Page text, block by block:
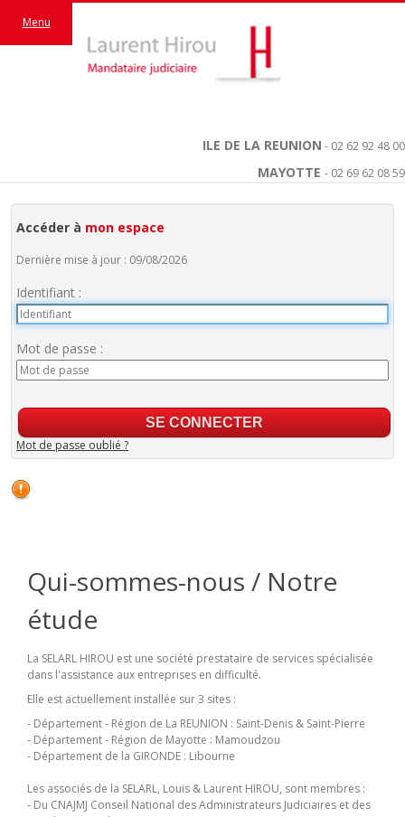
ILE DE LA REUNION - 02 62 92 48 00
MAYOTTE - 02 69 62 08 59
Menu
Accéder à mon espace
Dernière mise à jour : 09/08/2026
Identifiant :
Mot de passe :
Mot de passe oublié ?
Qui-sommes-nous / Notre
étude
La SELARL HIROU est une société prestataire de services spécialisée
dans l'assistance aux entreprises en difficulté.
Elle est actuellement installée sur 3 sites :
- Département - Région de La REUNION : Saint-Denis & Saint-Pierre
- Département - Région de Mayotte : Mamoudzou
- Département de la GIRONDE : Libourne
Les associés de la SELARL, Louis & Laurent HIROU, sont membres :
- Du CNAJMJ Conseil National des Administrateurs Judiciaires et des